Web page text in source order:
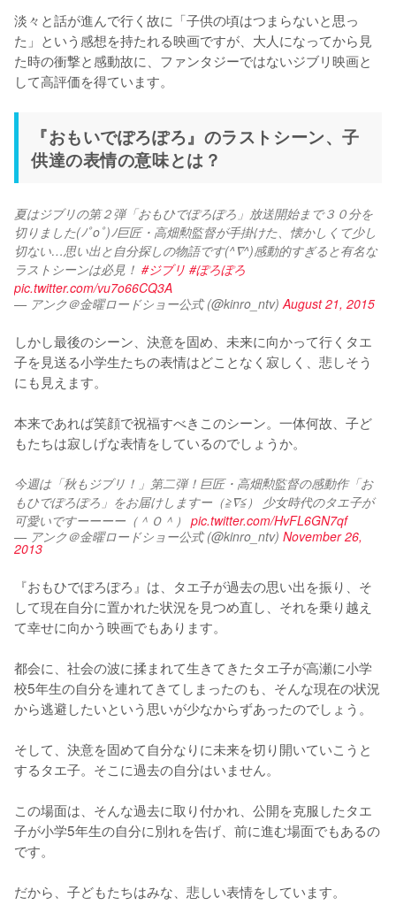
淡々と話が進んで行く故に「子供の頃はつまらないと思っ
た」という感想を持たれる映画ですが、大人になってから見
た時の衝撃と感動故に、ファンタジーではないジブリ映画と
『おもいでぽろぽろ』のラストシーン、子
供達の表情の意味とは？
夏はジブリの第２弾「おもひでぽろぽろ」放送開始まで３０分を
切りました(ﾉﾟοﾟ)ﾉ巨匠・高畑勲監督が手掛けた、懐かしくて少し
切ない…思い出と自分探しの物語です(^∇^)感動的すぎると有名な
ラストシーンは必見！ #ジブリ #ぽろぽろ
pic.twitter.com/vu7o66CQ3A
— アンク＠金曜ロードショー公式 (@kinro_ntv) August 21, 2015
しかし最後のシーン、決意を固め、未来に向かって行くタエ
子を見送る小学生たちの表情はどことなく寂しく、悲しそう
にも見えます。
本来であれば笑顔で祝福すべきこのシーン。一体何故、子ど
今週は「秋もジブリ！」第二弾！巨匠・高畑勲監督の感動作「お
もひでぽろぽろ」をお届けしますー（≧∇≦） 少女時代のタエ子が
可愛いですーーーー（＾Ｏ＾） pic.twitter.com/HvFL6GN7qf
— アンク＠金曜ロードショー公式 (@kinro_ntv) November 26,
2013
『おもひでぽろぽろ』は、タエ子が過去の思い出を振り、そ
して現在自分に置かれた状況を見つめ直し、それを乗り越え
て幸せに向かう映画でもあります。
都会に、社会の波に揉まれて生きてきたタエ子が高瀬に小学
校5年生の自分を連れてきてしまったのも、そんな現在の状況
から逃避したいという思いが少なからずあったのでしょう。
そして、決意を固めて自分なりに未来を切り開いていこうと
するタエ子。そこに過去の自分はいません。
この場面は、そんな過去に取り付かれ、公開を克服したタエ
子が小学5年生の自分に別れを告げ、前に進む場面でもあるの
です。
だから、子どもたちはみな、悲しい表情をしています。